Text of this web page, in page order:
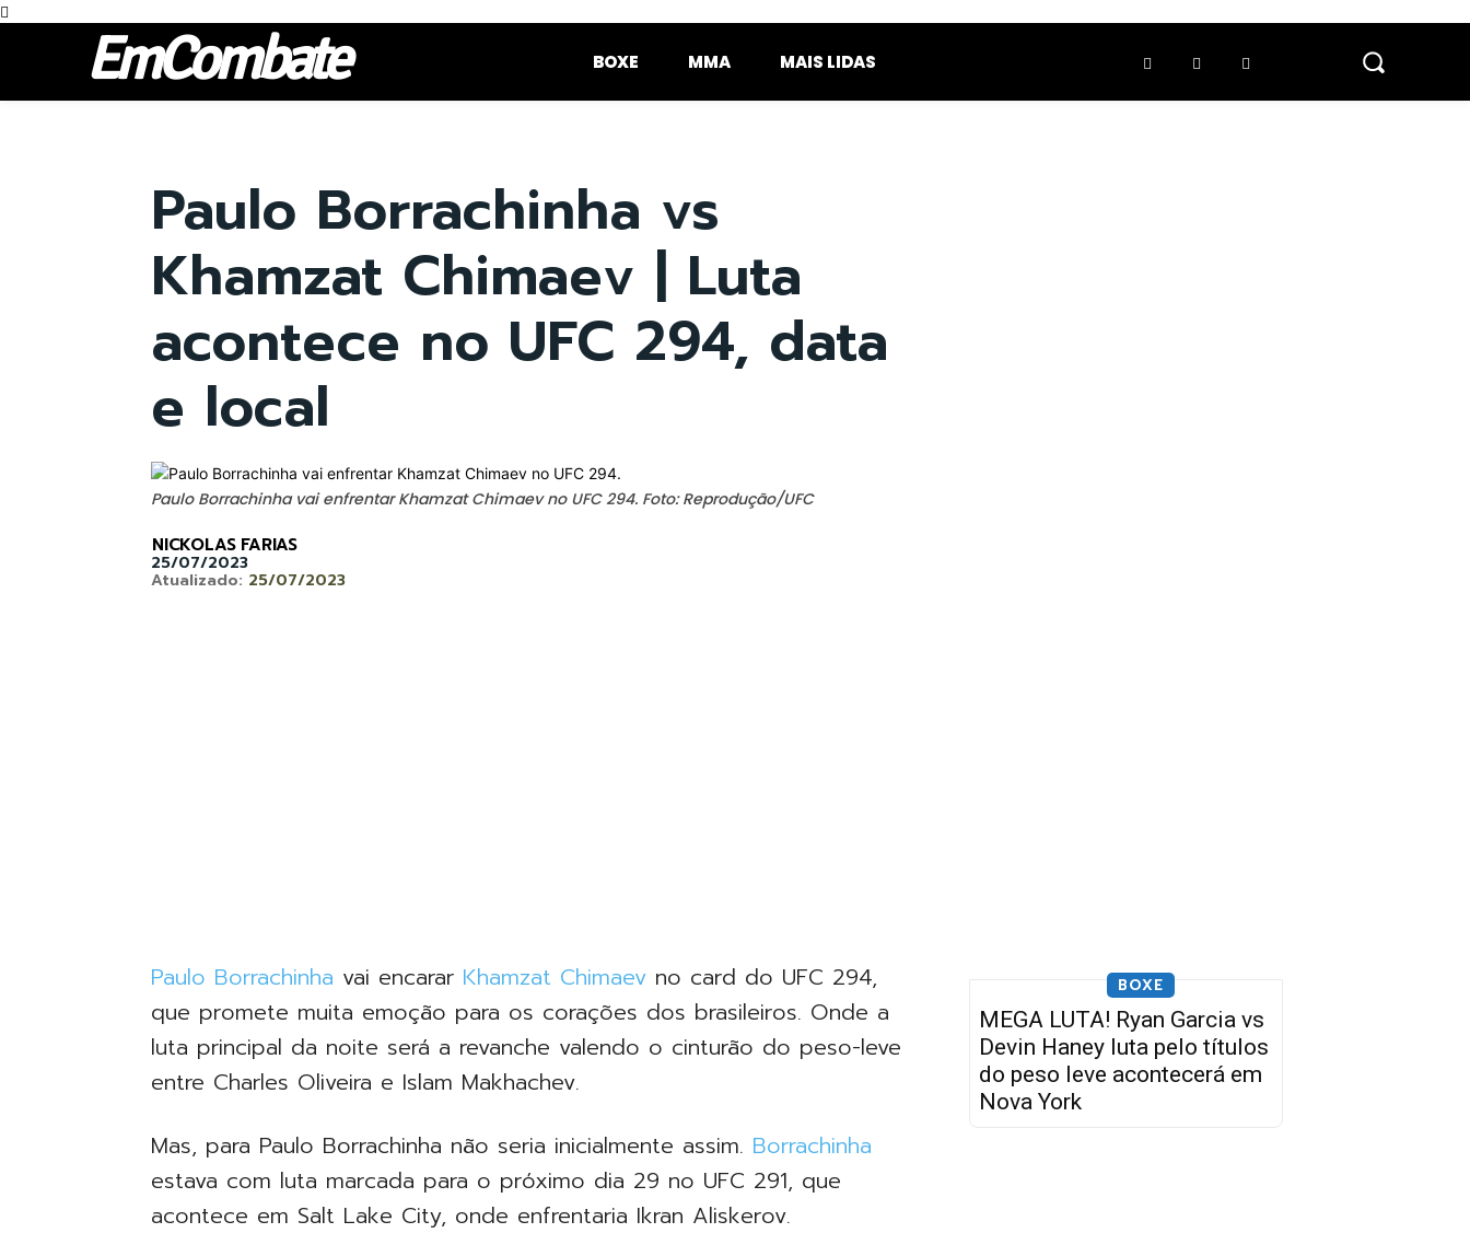
EmCombate BOXE MMA MAIS LIDAS
Paulo Borrachinha vs
Khamzat Chimaev | Luta
acontece no UFC 294, data
e local
Paulo Borrachinha vai enfrentar Khamzat Chimaev no UFC 294. Foto: Reprodução/UFC
NICKOLAS FARIAS
25/07/2023
Atualizado: 25/07/2023
Paulo Borrachinha vai encarar Khamzat Chimaev no card do UFC 294,
que promete muita emoção para os corações dos brasileiros. Onde a
luta principal da noite será a revanche valendo o cinturão do peso-leve
entre Charles Oliveira e Islam Makhachev.
Mas, para Paulo Borrachinha não seria inicialmente assim. Borrachinha
estava com luta marcada para o próximo dia 29 no UFC 291, que
acontece em Salt Lake City, onde enfrentaria Ikran Aliskerov.
BOXE
MEGA LUTA! Ryan Garcia vs
Devin Haney luta pelo títulos
do peso leve acontecerá em
Nova York